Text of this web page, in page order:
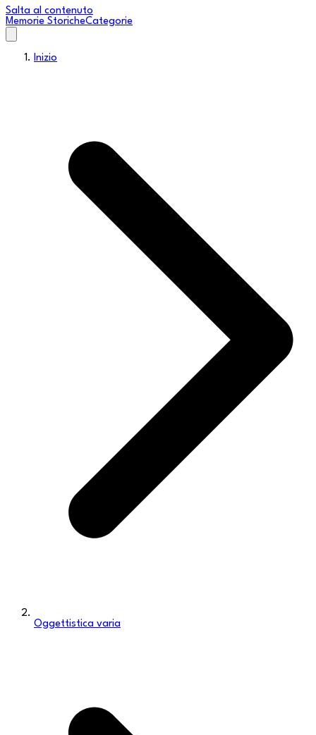
Salta al contenuto
Memorie StoricheCategorie
Inizio
Oggettistica varia